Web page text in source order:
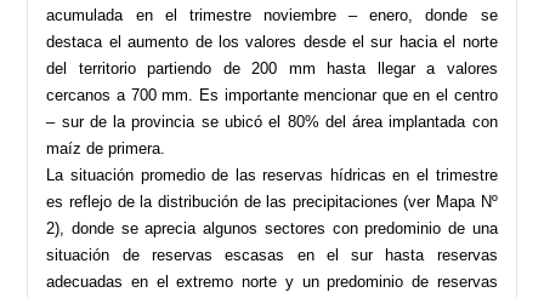
acumulada en el trimestre noviembre – enero, donde se
destaca el aumento de los valores desde el sur hacia el norte
del territorio partiendo de 200 mm hasta llegar a valores
cercanos a 700 mm. Es importante mencionar que en el centro
– sur de la provincia se ubicó el 80% del área implantada con
maíz de primera.
La situación promedio de las reservas hídricas en el trimestre
es reflejo de la distribución de las precipitaciones (ver Mapa Nº
2), donde se aprecia algunos sectores con predominio de una
situación de reservas escasas en el sur hasta reservas
adecuadas en el extremo norte y un predominio de reservas